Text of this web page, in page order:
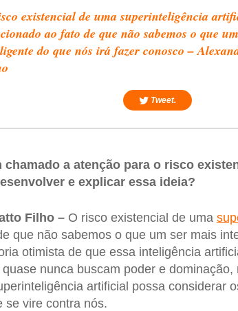
existencial de uma superinteligência
ao fato de que não sabemos o que
do que nós irá fazer conosco –
Tweet.
chamado a atenção para o risco
e explicar essa ideia?
Filho –O risco existencial de uma
que não sabemos o que um ser mais
otimista de que essa inteligência
nunca buscam poder e
artificial possa considerar
se vire contra nós.